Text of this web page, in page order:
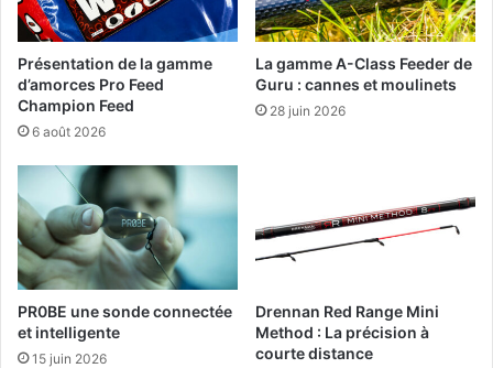
m
b
e
i
n
e
r
c
h
a
n
g
e
a
b
n
e
T
e
m
E
l
i
t
e
d
e
M
Présentation de la gamme
d’amorces Pro Feed
Champion Feed
6 août 2026
La gamme A-Class Feeder de
Guru : cannes et moulinets
28 juin 2026
PR0BE une sonde connectée
et intelligente
15 juin 2026
Drennan Red Range Mini
Method : La précision à
courte distance